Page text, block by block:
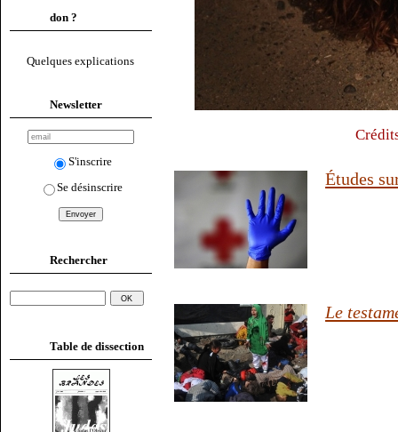
don ?
Quelques explications
Newsletter
S'inscrire
Se désinscrire
Rechercher
Table de dissection
Études
Le